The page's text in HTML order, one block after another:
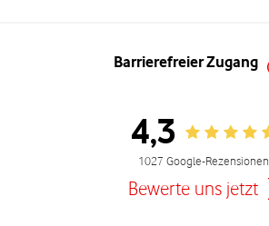
Barrierefreier Zugang
4,3 Rating 4.3
1027 Google-Rezensionen
Bewerte uns jetzt